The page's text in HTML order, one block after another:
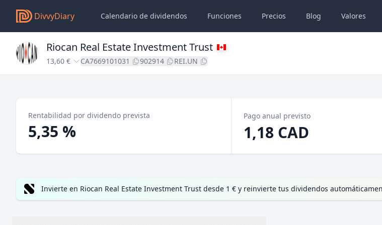
DivvyDiary Calendario de dividendos Funciones Precios Blog Valores
Riocan Real Estate Investment Trust
13,60 € CA7669101031 902914 REI.UN
Rentabilidad por dividendo prevista
5,35 %
Pago anual previsto
1,18 CAD
Invierte en Riocan Real Estate Investment Trust desde 1 € y reinvierte tus dividendos